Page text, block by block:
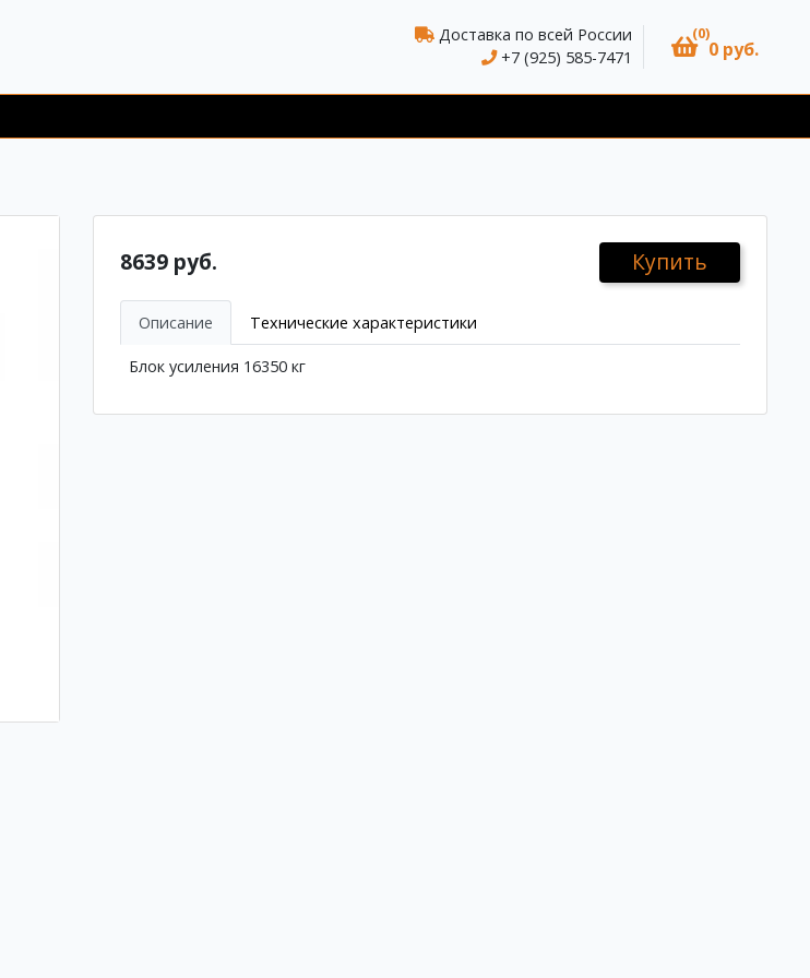
Доставка по всей России
+7 (925) 585-7471
(0)
0 руб.
8639 руб. Купить
Описание Технические характеристики
Блок усиления 16350 кг